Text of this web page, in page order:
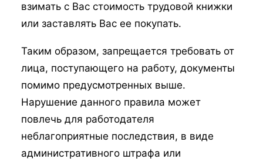
взимать с Вас стоимость трудовой книжки
или заставлять Вас ее покупать.
Таким образом, запрещается требовать от
лица, поступающего на работу, документы
помимо предусмотренных выше.
Нарушение данного правила может
повлечь для работодателя
неблагоприятные последствия, в виде
административного штрафа или